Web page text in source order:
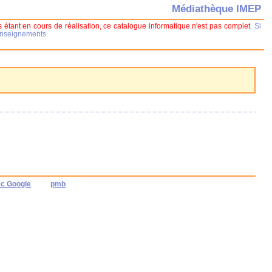
Google pmb
Médiathèque IMEP
en cours de réalisation, ce catalogue informatique n'est pas complet. Si